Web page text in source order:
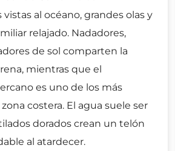
al océano, grandes olas y
relajado. Nadadores,
de sol comparten la
mientras que el
es uno de los más
costera. El agua suele ser
dorados crean un telón
al atardecer.